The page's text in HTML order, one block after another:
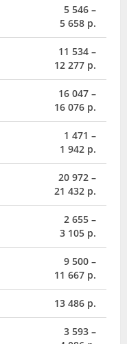
5 546 –
5 658 р.
11 534 –
12 277 р.
16 047 –
16 076 р.
1 471 –
1 942 р.
20 972 –
21 432 р.
2 655 –
3 105 р.
9 500 –
11 667 р.
13 486 р.
3 593 –